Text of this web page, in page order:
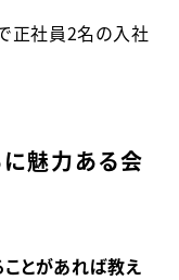
正社員2名の入社
魅力ある会
とがあれば教え